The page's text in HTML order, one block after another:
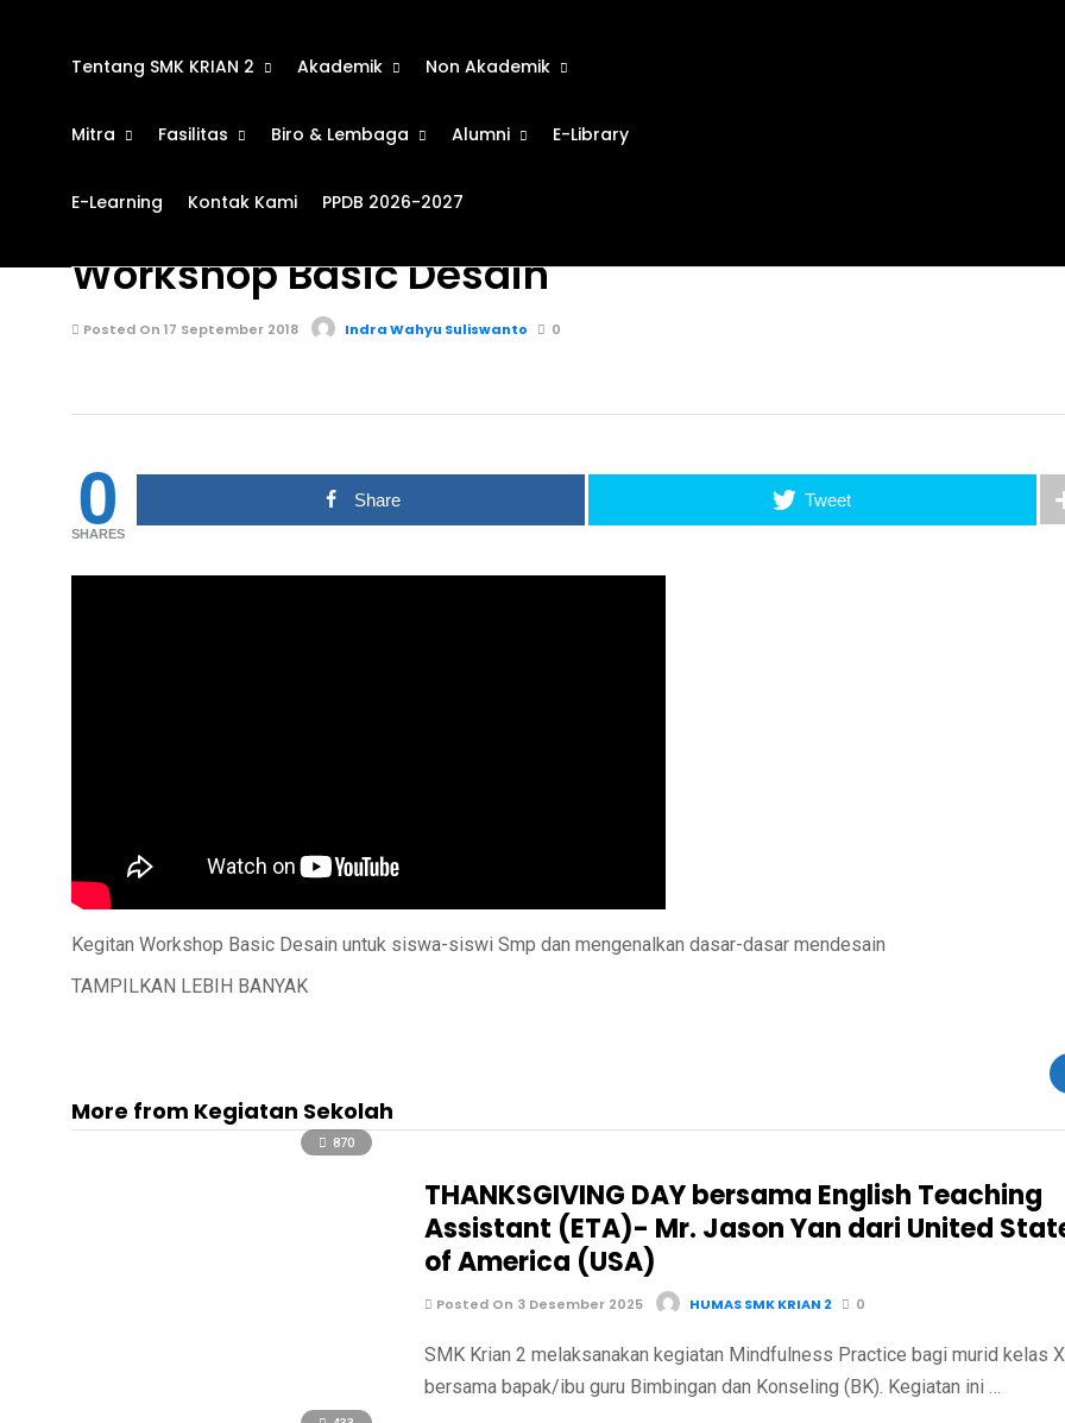
Tentang SMK KRIAN 2 Akademik Non Akademik
Mitra Fasilitas Biro & Lembaga Alumni E-Library
E-Learning Kontak Kami PPDB 2026-2027
Workshop Basic Desain
Posted On 17 September 2018 Indra Wahyu Suliswanto 0
0
SHARES
Share Tweet
Kegitan Workshop Basic Desain untuk siswa-siswi Smp dan mengenalkan dasar-dasar mendesain
TAMPILKAN LEBIH BANYAK
More from Kegiatan Sekolah
870
THANKSGIVING DAY bersama English Teaching
Assistant (ETA)- Mr. Jason Yan dari United
of America (USA)
Posted On 3 Desember 2025 HUMAS SMK KRIAN 2 0
SMK Krian 2 melaksanakan kegiatan Mindfulness Practice bagi murid kelas
bersama bapak/ibu guru Bimbingan dan Konseling (BK). Kegiatan ini …